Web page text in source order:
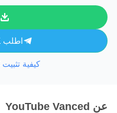
اطلب APK على تيليجرام
كيفية تثبيت XAPK / ملف APK
عن YouTube Vanced